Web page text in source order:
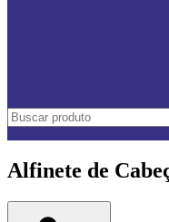
Alfinete de